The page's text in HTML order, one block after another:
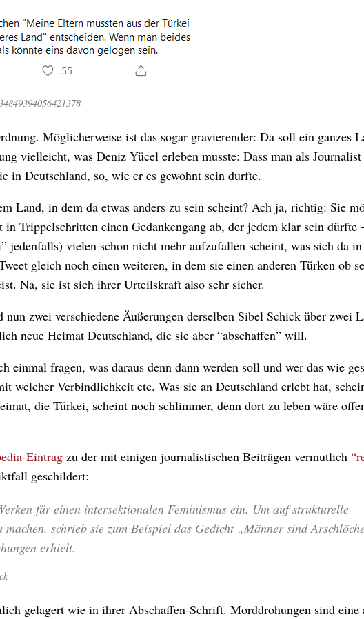
Möglicherweise ist das sogar gravierender: Da soll ein ganzes
vielleicht, was Deniz Yücel erleben musste: Dass man als
in Deutschland, so, wie er es gewohnt sein durfte.
Land, in dem da etwas anders zu sein scheint? Ach ja, richtig: Sie
in Trippelschritten einen Gedankengang ab, der jedem klar sein dürfte
jedenfalls) vielen schon nicht mehr aufzufallen scheint, was sich da
gleich noch einen weiteren, in dem sie einen anderen Türken ob
Na, sie ist sich ihrer Urteilskraft also sehr sicher.
zwei verschiedene Äußerungen derselben Sibel Schick über zwei
neue Heimat Deutschland, die sie aber “abschaffen” will.
einmal fragen, was daraus denn dann werden soll und wer das wie
welcher Verbindlichkeit etc. Was sie an Deutschland erlebt hat,
die Türkei, scheint noch schlimmer, denn dort zu leben wäre
Eintrag zu der mit einigen journalistischen Beiträgen vermutlich
geschildert:
für einen intersektionalen Feminismus ein. Um auf strukturelle
schrieb sie zum Beispiel das Gedicht „Männer sind
erhielt.
gelagert wie in ihrer Abschaffen-Schrift. Morddrohungen sind eine